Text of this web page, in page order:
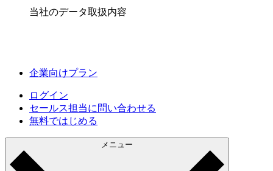
当社のデータ取扱内容
企業向けプラン
ログイン
セールス担当に問い合わせる
無料ではじめる
メニュー